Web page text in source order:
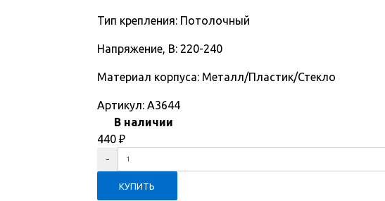
Тип крепления: Потолочный
Напряжение, В: 220-240
Материал корпуса: Металл/Пластик/Стекло
Артикул: A3644
В наличии
440 ₽